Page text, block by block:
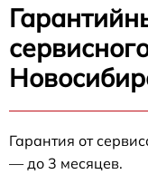
Гарантия от
— до 3 месяцев.